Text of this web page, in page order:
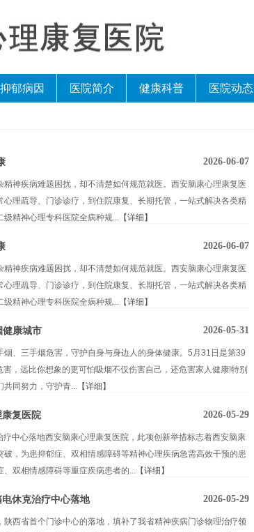
抑郁病因 医院简介 健康科普 医院动态
2026-06-07
神疾病难题困扰，却不清楚如何规范就医。西安脑康心理康复医
理疏导、门诊诊疗，到住院康复、长期托管，一站式解决各类精
精神心理专科医院全病种规... 【详细】
2026-06-07
神疾病难题困扰，却不清楚如何规范就医。西安脑康心理康复医
理疏导、门诊诊疗，到住院康复、长期托管，一站式解决各类精
精神心理专科医院全病种规... 【详细】
健康城市 2026-05-31
、三手烟危害，守护自身与身边人的身体健康。5月31日是第39
，远比你想象的更可怕吸烟不仅伤害自己，还危害家人健康!特别
共同努力，守护青... 【详细】
复医院 2026-05-29
中心落地西安脑康心理康复医院，此项创新举措标志着西安脑康
，为患抑郁症、双相情感障碍等精神心理疾病急需高效干预的患
双相情感障碍等重症疾病患者的... 【详细】
休克治疗中心落地 2026-05-29
西省首个门诊中心的落地，填补了我省精神疾病门诊物理治疗领